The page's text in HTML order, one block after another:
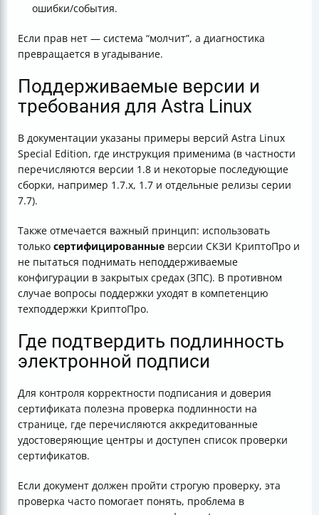
ошибки/события.
Если прав нет — система “молчит”, а диагностика
превращается в угадывание.
Поддерживаемые версии и
требования для Astra Linux
В документации указаны примеры версий Astra Linux
Special Edition, где инструкция применима (в частности
перечисляются версии 1.8 и некоторые последующие
сборки, например 1.7.x, 1.7 и отдельные релизы серии
7.7).
Также отмечается важный принцип: использовать
только сертифицированные версии СКЗИ КриптоПро и
не пытаться поднимать неподдерживаемые
конфигурации в закрытых средах (ЗПС). В противном
случае вопросы поддержки уходят в компетенцию
техподдержки КриптоПро.
Где подтвердить подлинность
электронной подписи
Для контроля корректности подписания и доверия
сертификата полезна проверка подлинности на
странице, где перечисляются аккредитованные
удостоверяющие центры и доступен список проверки
сертификатов.
Если документ должен пройти строгую проверку, эта
проверка часто помогает понять, проблема в